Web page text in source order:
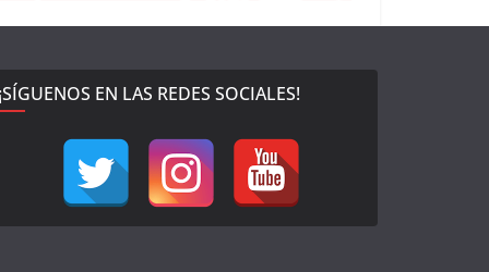
EN LAS REDES SOCIALES!